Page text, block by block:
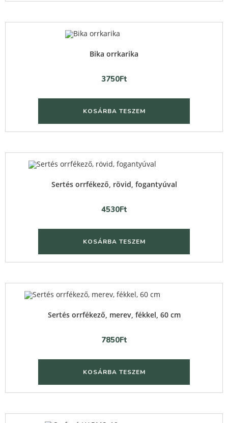
Bika orrkarika
3750Ft
KOSÁRBA TESZEM
Sertés orrfékező, rövid, fogantyúval
4530Ft
KOSÁRBA TESZEM
Sertés orrfékező, merev, fékkel, 60 cm
7850Ft
KOSÁRBA TESZEM